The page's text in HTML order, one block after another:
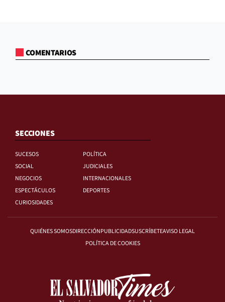
COMENTARIOS
SECCIONES
SUCESOS
POLÍTICA
SOCIAL
JUDICIALES
NEGOCIOS
INTERNACIONALES
ESPECTÁCULOS
DEPORTES
CURIOSIDADES
QUIÉNES SOMOSDIRECCIÓNPUBLICIDADSUSCRÍBETEAVISO LEGAL
POLÍTICA DE COOKIES